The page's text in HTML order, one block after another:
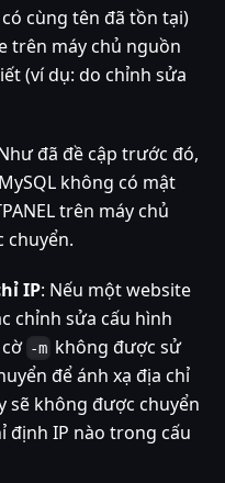
cùng tên đã tồn tại)
trên máy chủ nguồn
(ví dụ: do chỉnh sửa
đã đề cập trước đó,
không có mật
trên máy chủ
chuyển.
IP: Nếu một website
chỉnh sửa cấu hình
-m không được sử
để ánh xạ địa chỉ
sẽ không được chuyển
định IP nào trong cấu